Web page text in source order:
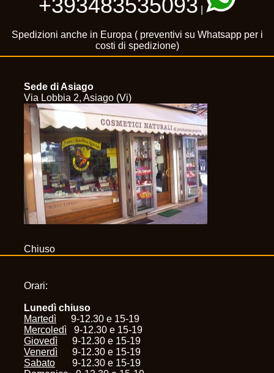
Spedizioni anche in Europa ( preventivi su Whatsapp per i
costi di spedizione)
Sede di Asiago
Via Lobbia 2, Asiago (Vi)
Chiuso
Orari:
Lunedì chiuso
Martedì 9-12.30 e 15-19
Mercoledì 9-12.30 e 15-19
Giovedì 9-12.30 e 15-19
Venerdì 9-12.30 e 15-19
Sabato 9-12.30 e 15-19